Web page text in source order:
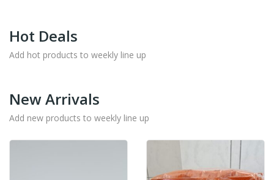
Hot Deals
Add hot products to weekly line up
New Arrivals
Add new products to weekly line up